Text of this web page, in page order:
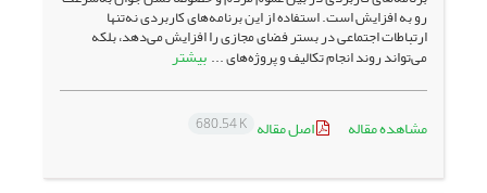
رو به افزایش است. استفاده از این برنامه‌های کاربردی نه‌تنها
ارتباطات اجتماعی در بستر فضای مجازی را افزایش می‌دهد، بلکه
می‌تواند روند انجام تکالیف و پروژه‌های ... بیشتر
مشاهده مقاله اصل مقاله 680.54 K